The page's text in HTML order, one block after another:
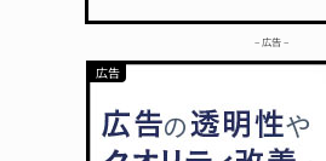
– 広告 –